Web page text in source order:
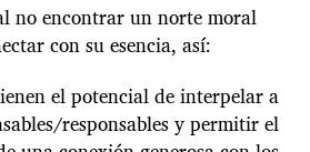
no encontrar un norte moral
con su esencia, así:
el potencial de interpelar a
responsables y permitir el